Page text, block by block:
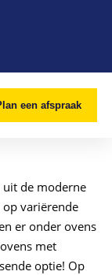
een afspraak
uit de moderne
op variërende
er onder ovens
met
optie! Op